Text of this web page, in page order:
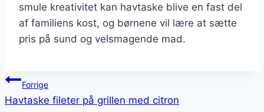
smule kreativitet kan havtaske blive en fast del
af familiens kost, og børnene vil lære at sætte
pris på sund og velsmagende mad.
Indlægsnavigation
Forrige
Havtaske fileter på grillen med citron